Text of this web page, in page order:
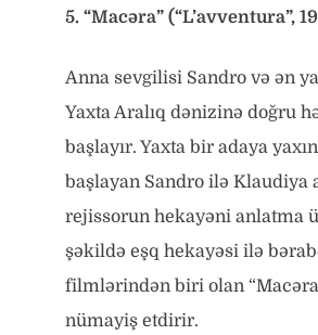
5. “Macəra” (“L’avventura”,
Anna sevgilisi Sandro və ən
Yaxta Aralıq dənizinə doğru
başlayır. Yaxta bir adaya
başlayan Sandro ilə Klaudiya
rejissorun hekayəni anlatma
şəkildə eşq hekayəsi ilə
filmlərindən biri olan
nümayiş etdirir.